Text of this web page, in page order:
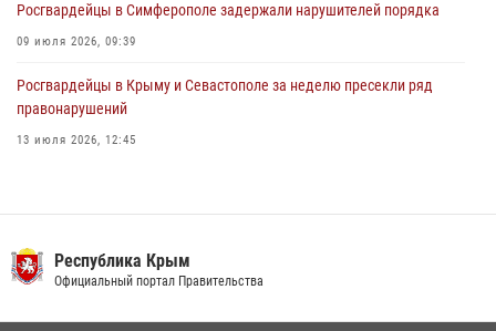
Росгвардейцы в Симферополе задержали нарушителей порядка
09 июля 2026, 09:39
Росгвардейцы в Крыму и Севастополе за неделю пресекли ряд
правонарушений
13 июля 2026, 12:45
21 июля 2026, 13:18
Росгвардия в Крыму и Севастополе задержала ряд
правонарушителей
Республика Крым
Официальный портал Правительства